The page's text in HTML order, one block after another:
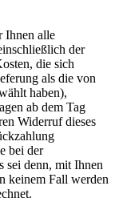
Ihnen alle
der
die sich
als die von
haben),
ab dem Tag
Widerruf dieses
bei der
sei denn, mit Ihnen
keinem Fall werden